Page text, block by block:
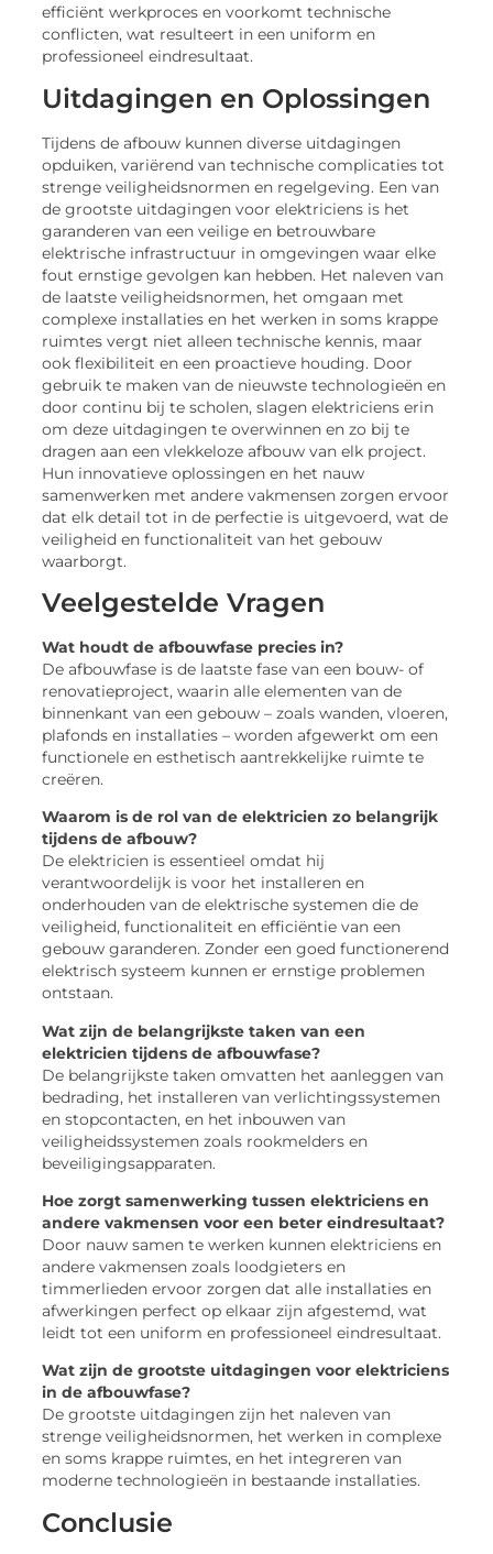
efficiënt werkproces en voorkomt technische
conflicten, wat resulteert in een uniform en
professioneel eindresultaat.
Uitdagingen en Oplossingen
Tijdens de afbouw kunnen diverse uitdagingen
opduiken, variërend van technische complicaties tot
strenge veiligheidsnormen en regelgeving. Een van
de grootste uitdagingen voor elektriciens is het
garanderen van een veilige en betrouwbare
elektrische infrastructuur in omgevingen waar elke
fout ernstige gevolgen kan hebben. Het naleven van
de laatste veiligheidsnormen, het omgaan met
complexe installaties en het werken in soms krappe
ruimtes vergt niet alleen technische kennis, maar
ook flexibiliteit en een proactieve houding. Door
gebruik te maken van de nieuwste technologieën en
door continu bij te scholen, slagen elektriciens erin
om deze uitdagingen te overwinnen en zo bij te
dragen aan een vlekkeloze afbouw van elk project.
Hun innovatieve oplossingen en het nauw
samenwerken met andere vakmensen zorgen ervoor
dat elk detail tot in de perfectie is uitgevoerd, wat de
veiligheid en functionaliteit van het gebouw
waarborgt.
Veelgestelde Vragen
Wat houdt de afbouwfase precies in?
De afbouwfase is de laatste fase van een bouw- of
renovatieproject, waarin alle elementen van de
binnenkant van een gebouw – zoals wanden, vloeren,
plafonds en installaties – worden afgewerkt om een
functionele en esthetisch aantrekkelijke ruimte te
creëren.
Waarom is de rol van de elektricien zo belangrijk
tijdens de afbouw?
De elektricien is essentieel omdat hij
verantwoordelijk is voor het installeren en
onderhouden van de elektrische systemen die de
veiligheid, functionaliteit en efficiëntie van een
gebouw garanderen. Zonder een goed functionerend
elektrisch systeem kunnen er ernstige problemen
ontstaan.
Wat zijn de belangrijkste taken van een
elektricien tijdens de afbouwfase?
De belangrijkste taken omvatten het aanleggen van
bedrading, het installeren van verlichtingssystemen
en stopcontacten, en het inbouwen van
veiligheidssystemen zoals rookmelders en
beveiligingsapparaten.
Hoe zorgt samenwerking tussen elektriciens en
andere vakmensen voor een beter eindresultaat?
Door nauw samen te werken kunnen elektriciens en
andere vakmensen zoals loodgieters en
timmerlieden ervoor zorgen dat alle installaties en
afwerkingen perfect op elkaar zijn afgestemd, wat
leidt tot een uniform en professioneel eindresultaat.
Wat zijn de grootste uitdagingen voor elektriciens
in de afbouwfase?
De grootste uitdagingen zijn het naleven van
strenge veiligheidsnormen, het werken in complexe
en soms krappe ruimtes, en het integreren van
moderne technologieën in bestaande installaties.
Conclusie